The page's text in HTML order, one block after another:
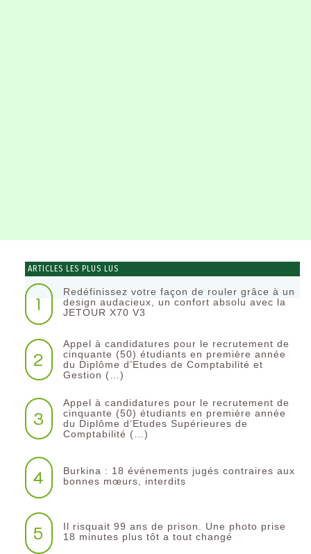
ARTICLES LES PLUS LUS
1
Redéfinissez votre façon de rouler grâce à un
design audacieux, un confort absolu avec la
JETOUR X70 V3
2
Appel à candidatures pour le recrutement de
cinquante (50) étudiants en première année
du Diplôme d’Etudes de Comptabilité et
Gestion (…)
3
Appel à candidatures pour le recrutement de
cinquante (50) étudiants en première année
du Diplôme d’Etudes Supérieures de
Comptabilité (…)
4
Burkina : 18 événements jugés contraires aux
bonnes mœurs, interdits
5
Il risquait 99 ans de prison. Une photo prise
18 minutes plus tôt a tout changé